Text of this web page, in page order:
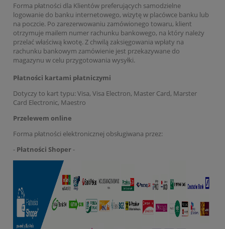
Forma płatności dla Klientów preferujących samodzielne
logowanie do banku internetowego, wizytę w placówce banku lub
na poczcie. Po zarezerwowaniu zamówionego towaru, klient
otrzymuje mailem numer rachunku bankowego, na który należy
przelać właściwą kwotę. Z chwilą zaksięgowania wpłaty na
rachunku bankowym zamówienie jest przekazywane do
magazynu w celu przygotowania wysyłki.
Płatności kartami płatniczymi
Dotyczy to kart typu: Visa, Visa Electron, Master Card, Marster
Card Electronic, Maestro
Przelewem online
Forma płatności elektronicznej obsługiwana przez:
- Płatności Shoper-